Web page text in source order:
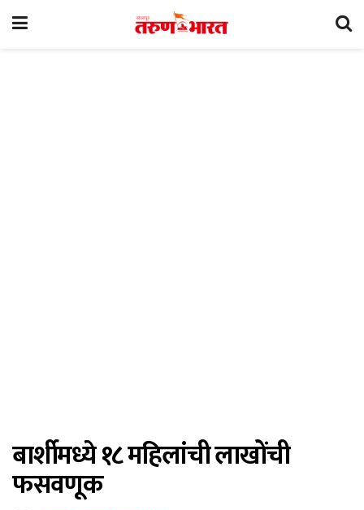
बार्शीमध्ये १८ महिलांची लाखोंची
फसवणूक